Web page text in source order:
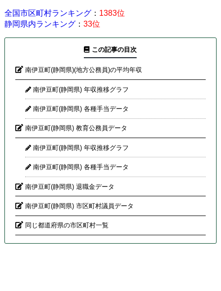
全国市区町村ランキング： 1383位
静岡県内ランキング： 33位
この記事の目次
南伊豆町(静岡県)(地方公務員)の平均年収
南伊豆町(静岡県) 年収推移グラフ
南伊豆町(静岡県) 各種手当データ
南伊豆町(静岡県) 教育公務員データ
南伊豆町(静岡県) 年収推移グラフ
南伊豆町(静岡県) 各種手当データ
南伊豆町(静岡県) 退職金データ
南伊豆町(静岡県) 市区町村議員データ
同じ都道府県の市区町村一覧